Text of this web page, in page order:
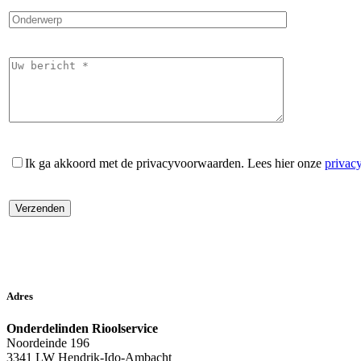
Ik ga akkoord met de privacyvoorwaarden. Lees hier onze
Adres
Onderdelinden Rioolservice
Noordeinde 196
3341 LW Hendrik-Ido-Ambacht